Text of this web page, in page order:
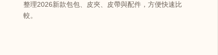
整理2026新款包包、皮夾、皮帶與配件，方便快速比
較。